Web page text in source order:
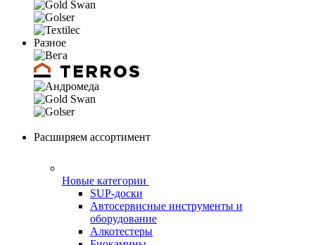
Разное
Расширяем ассортимент
Автосервисные инструменты и
оборудование
Алкотестеры
Биокамины
Блендеры портативные